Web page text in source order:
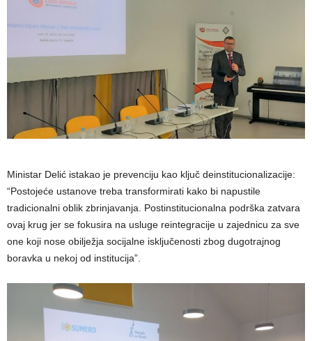
Ministar Delić istakao je prevenciju kao ključ deinstitucionalizacije:
“Postojeće ustanove treba transformirati kako bi napustile
tradicionalni oblik zbrinjavanja. Postinstitucionalna podrška zatvara
ovaj krug jer se fokusira na usluge reintegracije u zajednicu za sve
one koji nose obilježja socijalne isključenosti zbog dugotrajnog
boravka u nekoj od institucija”.